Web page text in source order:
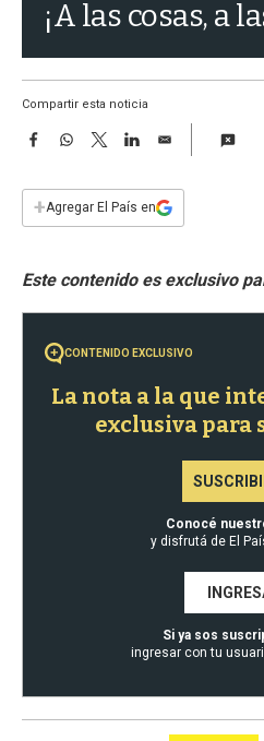
¡A las cosas, a
Compartir esta noticia
F
e
b
k
W
s
p
T
w
t
L
n
E
i
l
+Agregar El País en
CONTENIDO EXCLUSIVO
La nota a la que
exclusiva para
Conocé
y disfrutá de El
Si ya sos
ingresar con tu